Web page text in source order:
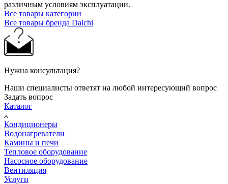
различным условиям эксплуатации.
Все товары категории
Все товары бренда Daichi
Нужна консультация?
Наши специалисты ответят на любой интересующий вопрос
Задать вопрос
Каталог
Кондиционеры
Водонагреватели
Камины и печи
Тепловое оборудование
Насосное оборудование
Вентиляция
Услуги